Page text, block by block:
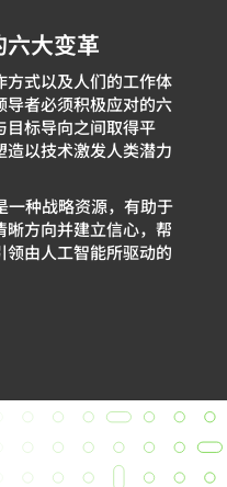
六大变革
方式以及人们的工作体
导者必须积极应对的六
目标导向之间取得平
以技术激发人类潜力
一种战略资源，有助于
方向并建立信心，帮
由人工智能所驱动的